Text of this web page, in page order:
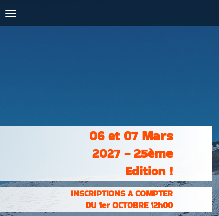
PHOTOS &
06 et 07 Mars
2027 - 25ème
Edition !
INSCRIPTIONS A COMPTER
DU 1er OCTOBRE 12h00